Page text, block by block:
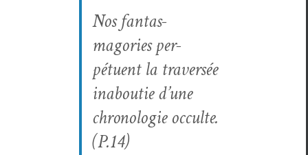
Nos fan­tas­
magories per­
pétuent la tra­ver­sée
inaboutie d’une
chronolo­gie occulte.
(P.14)